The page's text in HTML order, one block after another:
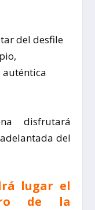
del desfile
auténtica
disfrutará
del
lugar el
de la